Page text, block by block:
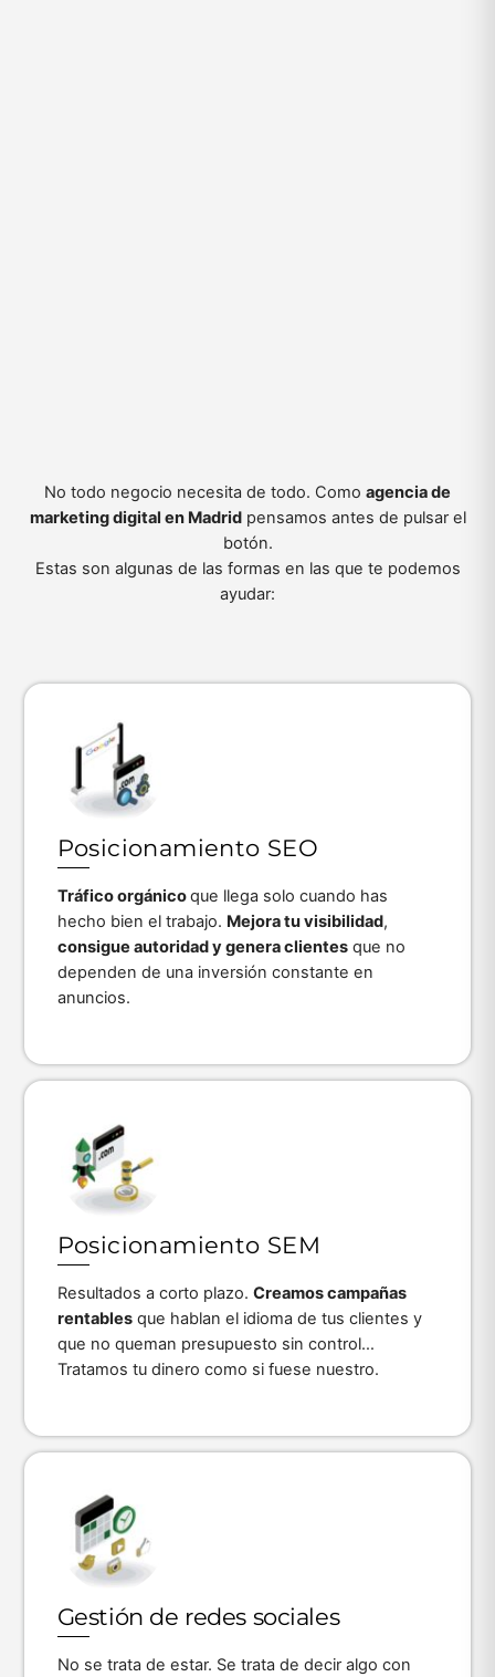
No todo negocio necesita de todo. Como agencia de
marketing digital en Madridpensamos antes de pulsar el
botón.
Estas son algunas de las formas en las que te podemos
ayudar:
Icon
label
Posicionamiento SEO
Tráfico orgánicoque llega solo cuando has
hecho bien el trabajo. Mejora tu visibilidad,
consigue autoridad y genera clientesque no
dependen de una inversión constante en
anuncios.
Icon
label
Posicionamiento SEM
Resultados a corto plazo. Creamos campañas
rentablesque hablan el idioma de tus clientes y
que no queman presupuesto sin control…
Tratamos tu dinero como si fuese nuestro.
Icon
label
Gestión de redes sociales
No se trata de estar. Se trata de decir algo con